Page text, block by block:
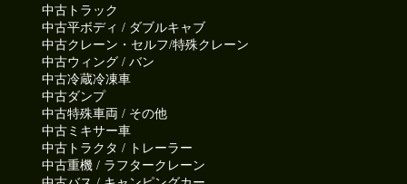
中古トラック
中古平ボディ / ダブルキャブ
中古クレーン・セルフ/特殊クレーン
中古ウィング / バン
中古冷蔵冷凍車
中古ダンプ
中古特殊車両 / その他
中古ミキサー車
中古トラクタ / トレーラー
中古重機 / ラフタークレーン